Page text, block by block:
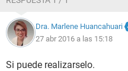
Dra. Marlene Huancahuari
27 abr 2016 a las 15:18
Si puede realizarselo.